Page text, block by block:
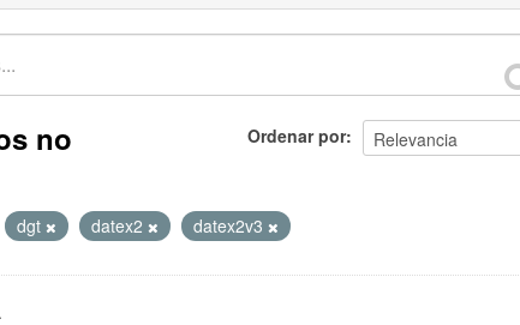
Ordenar por
no
dgt datex2 datex2v3